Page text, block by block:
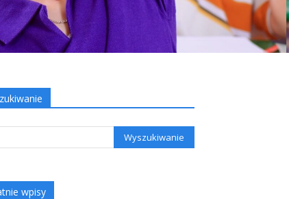
wpisy